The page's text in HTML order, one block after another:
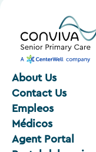
About Us
Contact Us
Empleos
Médicos
Agent Portal